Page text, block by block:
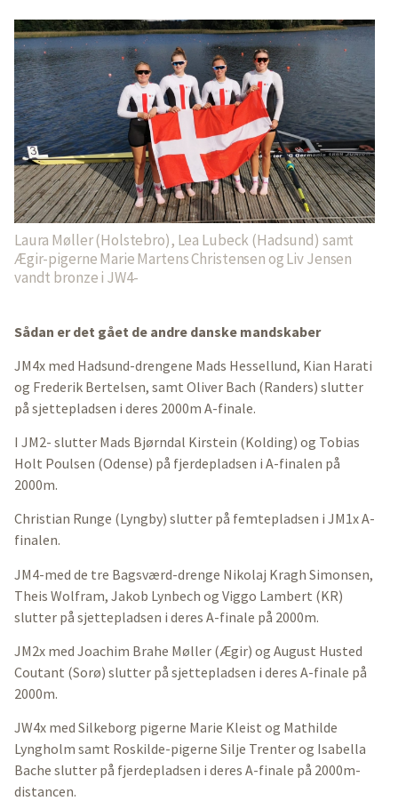
Laura Møller (Holstebro), Lea Lubeck (Hadsund) samt
Ægir-pigerne Marie Martens Christensen og Liv Jensen
vandt bronze i JW4-
Sådan er det gået de andre danske mandskaber
JM4x med Hadsund-drengene Mads Hessellund, Kian Harati
og Frederik Bertelsen, samt Oliver Bach (Randers) slutter
på sjettepladsen i deres 2000m A-finale.
I JM2- slutter Mads Bjørndal Kirstein (Kolding) og Tobias
Holt Poulsen (Odense) på fjerdepladsen i A-finalen på
2000m.
Christian Runge (Lyngby) slutter på femtepladsen i JM1x A-
finalen.
JM4-med de tre Bagsværd-drenge Nikolaj Kragh Simonsen,
Theis Wolfram, Jakob Lynbech og Viggo Lambert (KR)
slutter på sjettepladsen i deres A-finale på 2000m.
JM2x med Joachim Brahe Møller (Ægir) og August Husted
Coutant (Sorø) slutter på sjettepladsen i deres A-finale på
2000m.
JW4x med Silkeborg pigerne Marie Kleist og Mathilde
Lyngholm samt Roskilde-pigerne Silje Trenter og Isabella
Bache slutter på fjerdepladsen i deres A-finale på 2000m-
distancen.